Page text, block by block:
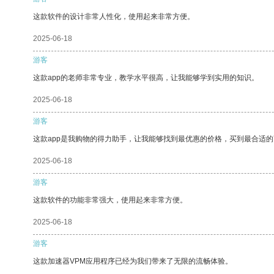
这款软件的设计非常人性化，使用起来非常方便。
2025-06-18
游客
这款app的老师非常专业，教学水平很高，让我能够学到实用的知识。
2025-06-18
游客
这款app是我购物的得力助手，让我能够找到最优惠的价格，买到最合适
2025-06-18
游客
这款软件的功能非常强大，使用起来非常方便。
2025-06-18
游客
这款加速器VPM应用程序已经为我们带来了无限的流畅体验。